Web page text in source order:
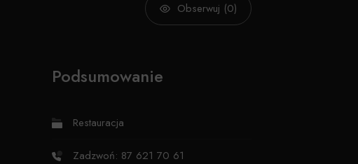
Obserwuj (0)
Podsumowanie
Restauracja
Zadzwoń: 87 621 70 61